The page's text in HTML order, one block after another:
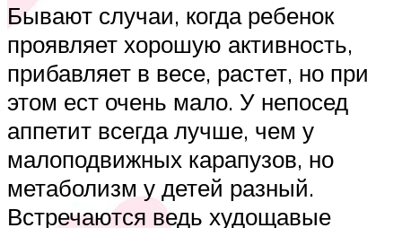
Бывают случаи, когда ребенок
проявляет хорошую активность,
прибавляет в весе, растет, но при
этом ест очень мало. У непосед
аппетит всегда лучше, чем у
малоподвижных карапузов, но
метаболизм у детей разный.
Встречаются ведь худощавые